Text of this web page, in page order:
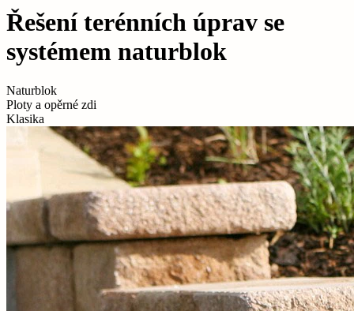
Řešení terénních úprav se
systémem naturblok
Naturblok
Ploty a opěrné zdi
Klasika